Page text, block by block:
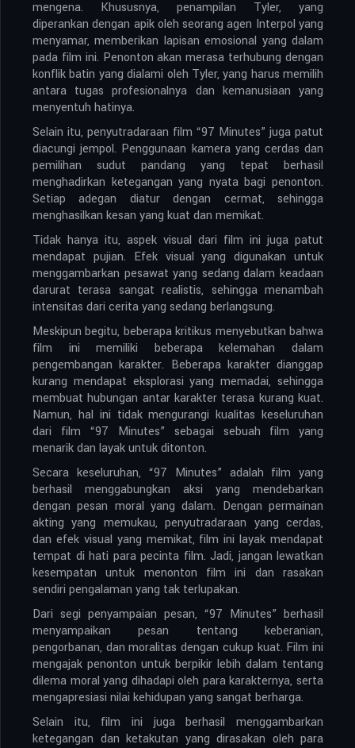
mengena. Khususnya, penampilan Tyler, yang
diperankan dengan apik oleh seorang agen Interpol yang
menyamar, memberikan lapisan emosional yang dalam
pada film ini. Penonton akan merasa terhubung dengan
konflik batin yang dialami oleh Tyler, yang harus memilih
antara tugas profesionalnya dan kemanusiaan yang
menyentuh hatinya.
Selain itu, penyutradaraan film “97 Minutes” juga patut
diacungi jempol. Penggunaan kamera yang cerdas dan
pemilihan sudut pandang yang tepat berhasil
menghadirkan ketegangan yang nyata bagi penonton.
Setiap adegan diatur dengan cermat, sehingga
menghasilkan kesan yang kuat dan memikat.
Tidak hanya itu, aspek visual dari film ini juga patut
mendapat pujian. Efek visual yang digunakan untuk
menggambarkan pesawat yang sedang dalam keadaan
darurat terasa sangat realistis, sehingga menambah
intensitas dari cerita yang sedang berlangsung.
Meskipun begitu, beberapa kritikus menyebutkan bahwa
film ini memiliki beberapa kelemahan dalam
pengembangan karakter. Beberapa karakter dianggap
kurang mendapat eksplorasi yang memadai, sehingga
membuat hubungan antar karakter terasa kurang kuat.
Namun, hal ini tidak mengurangi kualitas keseluruhan
dari film “97 Minutes” sebagai sebuah film yang
menarik dan layak untuk ditonton.
Secara keseluruhan, “97 Minutes” adalah film yang
berhasil menggabungkan aksi yang mendebarkan
dengan pesan moral yang dalam. Dengan permainan
akting yang memukau, penyutradaraan yang cerdas,
dan efek visual yang memikat, film ini layak mendapat
tempat di hati para pecinta film. Jadi, jangan lewatkan
kesempatan untuk menonton film ini dan rasakan
sendiri pengalaman yang tak terlupakan.
Dari segi penyampaian pesan, “97 Minutes” berhasil
menyampaikan pesan tentang keberanian,
pengorbanan, dan moralitas dengan cukup kuat. Film ini
mengajak penonton untuk berpikir lebih dalam tentang
dilema moral yang dihadapi oleh para karakternya, serta
mengapresiasi nilai kehidupan yang sangat berharga.
Selain itu, film ini juga berhasil menggambarkan
ketegangan dan ketakutan yang dirasakan oleh para